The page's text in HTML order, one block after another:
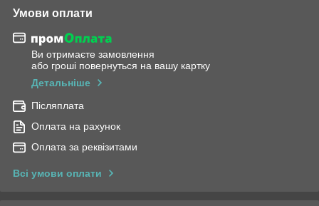
Умови оплати
Ви отримаєте замовлення
або гроші повернуться на вашу картку
Детальніше
Післяплата
Оплата на рахунок
Оплата за реквізитами
Всі умови оплати